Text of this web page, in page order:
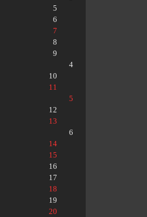
5
6
7
8
9
4
10
11
5
12
13
6
14
15
16
17
18
19
20